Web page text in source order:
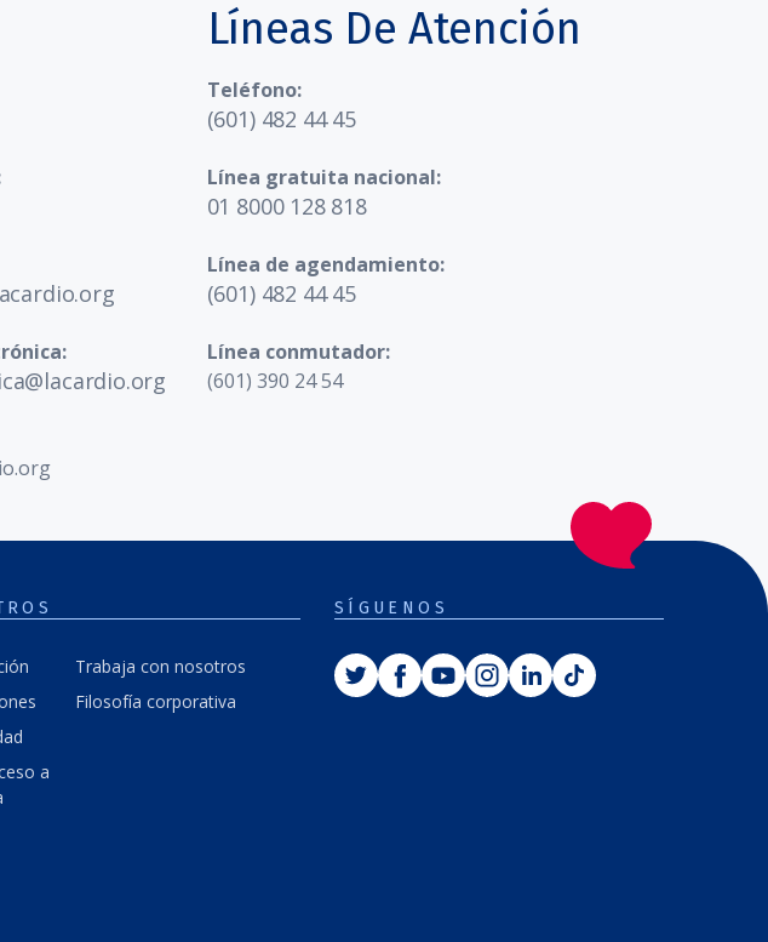
Líneas De Atención
Teléfono:
(601) 482 44 45
Línea gratuita nacional:
01 8000 128 818
Línea de agendamiento:
(601) 482 44 45
Línea conmutador:
(601) 390 24 54
a
Trabaja con nosotros
Filosofía corporativa
SÍGUENOS
TwitterFacebook
YoutubeInstagram
LinkedinTiktok